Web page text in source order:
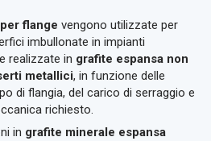
flange vengono utilizzate per
imbullonate in impianti
realizzate in grafite espansa non
metallici, in funzione delle
di flangia, del carico di serraggio e
richiesto.
in grafite minerale espansa